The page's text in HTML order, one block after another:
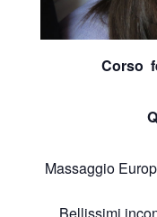
Corso
Massaggio
Bellissimi